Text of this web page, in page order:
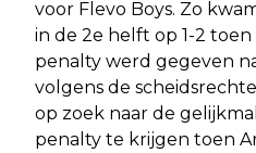
voor Flevo Boys. Zo
in de 2e helft op 1-2
penalty werd gegeven
volgens de
op zoek naar de
penalty te krijgen toen